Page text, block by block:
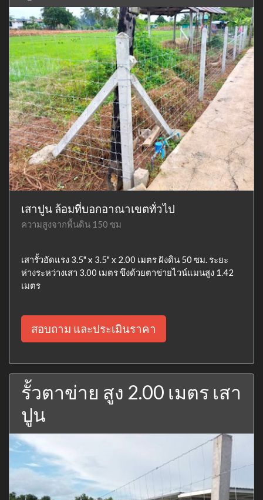
เสาปูน ล้อมที่บอกอาณาเขตทั่วไป
ความสูงจากพื้นดิน 150 ซม
เสารั้วอัดแรง 3.5" x 3.5" x 2.00 เมตร ฝังดิน 50 ซม. ระยะ
ห่างระหว่างเสา 3.00 เมตร ขึงด้วยตาข่ายไวน์แมนสูง 1.42
เมตร
สอบถาม และประเมินราคา
รั้วตาข่าย สูง 2.00 เมตร เสา
ปูน